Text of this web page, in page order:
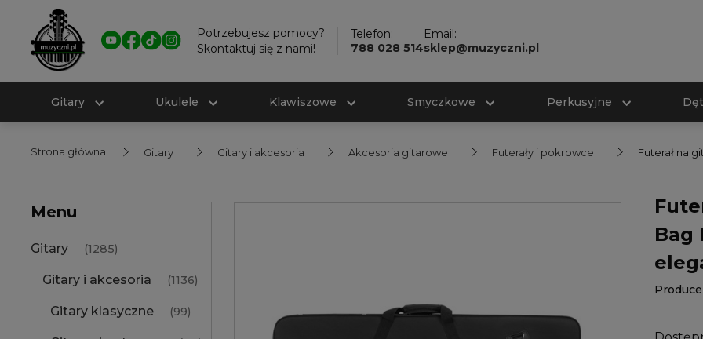
Potrzebujesz pomocy?
Skontaktuj się z nami!
Telefon:
788 028 514
Email:
sklep@muzyczni.pl
Gitary Ukulele Klawiszowe Smyczkowe Perkusyjne
Strona główna Gitary Gitary i akcesoria Akcesoria gitarowe Futerały i pokrowce Futerał na
Menu
Gitary (1285)
Gitary i akcesoria (1136)
Gitary klasyczne (99)
Bag